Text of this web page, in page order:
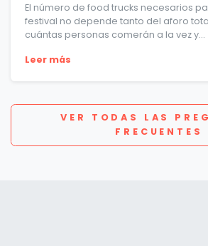
El número de food trucks necesarios
festival no depende tanto del aforo
cuántas personas comerán a la vez y...
Leer más
VER TODAS LAS
FRECUENTES